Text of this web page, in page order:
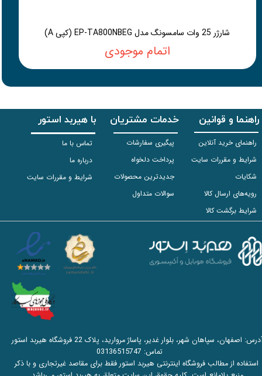
شارژر 25 وات سامسونگ مدل EP-TA800NBEG (کپی A)
اتمام موجودی
راهنما و قوانین
راهنمای خرید آنلاین
شرایط و مقررات سایت
شکایات
رویه‌های ارسال کالا
شرایط برگشت کالا
خدمات مشتریان
پیگیری سفارشات
پرداخت دلخواه
جدیدترین محصولات
سوالات متداول
با هیربد استور
تماس با ما
درباره ما
شرایط و مقررات سایت
آدرس: اصفهان، سپاهان شهر، بلوار غدیر، پاساژ مروارید، پلاک 22 فروشگاه هیربد استور
تماس: 03136515747
استفاده از مطالب فروشگاه اینترنتی هیربد استور فقط برای مقاصد غیرتجاری و با ذکر